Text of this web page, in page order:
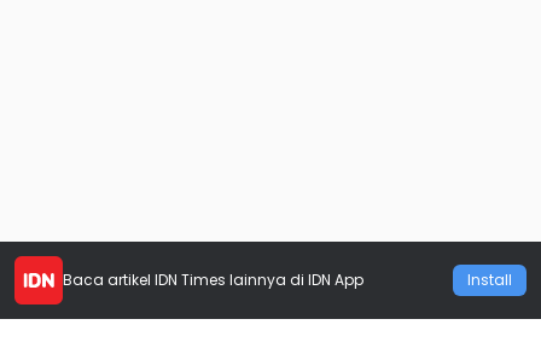
Baca artikel IDN Times lainnya di IDN App Install